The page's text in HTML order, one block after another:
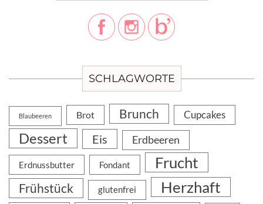
SCHLAGWORTE
Blaubeeren Brot Brunch Cupcakes
Dessert Eis Erdbeeren
Erdnussbutter Fondant Frucht
Frühstück glutenfrei Herzhaft